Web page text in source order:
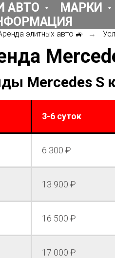
АВТО
МАРКИ
элитных авто 🚙 →
Mercedes S
3-6 суток
6 300 ₽
13 900 ₽
16 500 ₽
17 000 ₽